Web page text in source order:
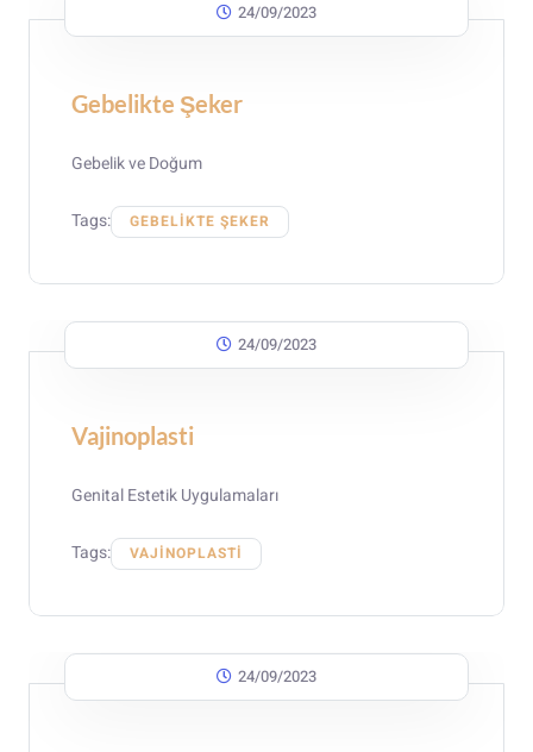
24/09/2023
Gebelikte Şeker
Gebelik ve Doğum
Tags: GEBELIKTE ŞEKER
24/09/2023
Vajinoplasti
Genital Estetik Uygulamaları
Tags: VAJINOPLASTI
24/09/2023